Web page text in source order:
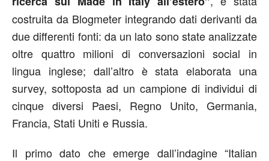
costruita da Blogmeter integrando dati derivanti da
due differenti fonti: da un lato sono state analizzate
oltre quattro milioni di conversazioni social in
lingua inglese; dall’altro è stata elaborata una
survey, sottoposta ad un campione di individui di
cinque diversi Paesi, Regno Unito, Germania,
Francia, Stati Uniti e Russia.
Il primo dato che emerge dall’indagine “Italian